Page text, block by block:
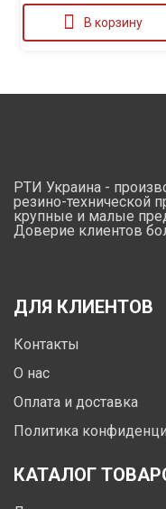
В корзину
РТИ Украина -
резино-технической
крупные и малые
Доверие клиентов
ДЛЯ КЛИЕНТОВ
Контакты
О нас
Оплата и доставка
Политика
КАТАЛОГ